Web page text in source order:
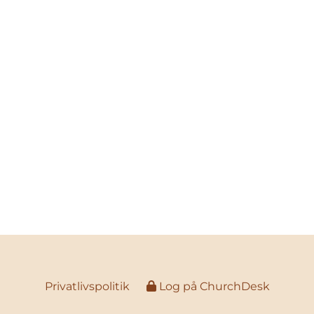
Privatlivspolitik Log på ChurchDesk